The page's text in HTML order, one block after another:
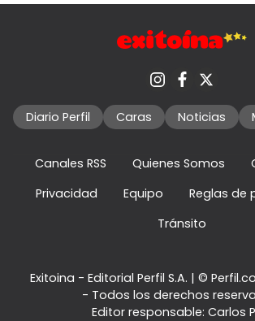
Diario Perfil Caras Noticias
Canales RSS Quienes Somos
Privacidad
Equipo
Reglas de
Tránsito
Exitoina - Editorial Perfil S.A. | ©
- Todos los derechos
Editor responsable: Carlos